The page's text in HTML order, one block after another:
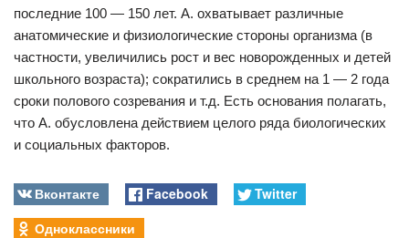
последние 100 — 150 лет. А. охватывает различные
анатомические и физиологические стороны организма (в
частности, увеличились рост и вес новорожденных и детей
школьного возраста); сократились в среднем на 1 — 2 года
сроки полового созревания и т.д. Есть основания полагать,
что А. обусловлена действием целого ряда биологических
и социальных факторов.
Вконтакте Facebook
Twitter
Одноклассники